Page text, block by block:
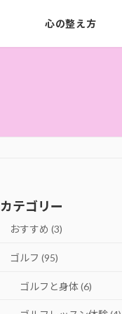
心の整え方
カテゴリー
おすすめ (3)
ゴルフ (95)
ゴルフと身体 (6)